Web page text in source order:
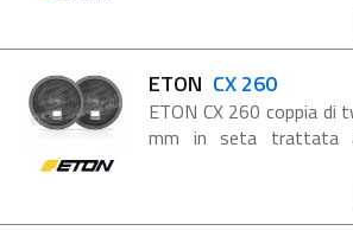
cupola da 28
perfettamente formata
ETON CX 260
ETON CX 260 coppia di
mm in seta trattata
in seta e formidabile